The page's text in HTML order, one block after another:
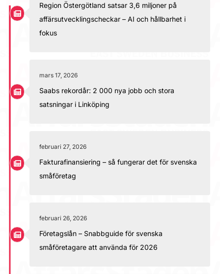
Region Östergötland satsar 3,6 miljoner på
affärsutvecklingscheckar – AI och hållbarhet i
fokus
mars 17, 2026
Saabs rekordår: 2 000 nya jobb och stora
satsningar i Linköping
februari 27, 2026
Fakturafinansiering – så fungerar det för svenska
småföretag
februari 26, 2026
Företagslån – Snabbguide för svenska
småföretagare att använda för 2026